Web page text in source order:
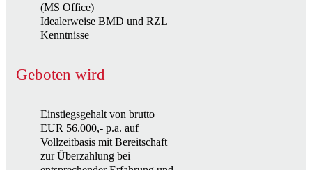
(MS Office)
Idealerweise BMD und RZL
Kenntnisse
Geboten wird
Einstiegsgehalt von brutto
EUR 56.000,- p.a. auf
Vollzeitbasis mit Bereitschaft
zur Überzahlung bei